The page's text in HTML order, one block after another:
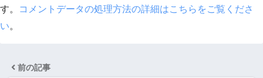
す。
コメントデータの処理方法の詳細はこちらをご覧くださ
い。
前の記事